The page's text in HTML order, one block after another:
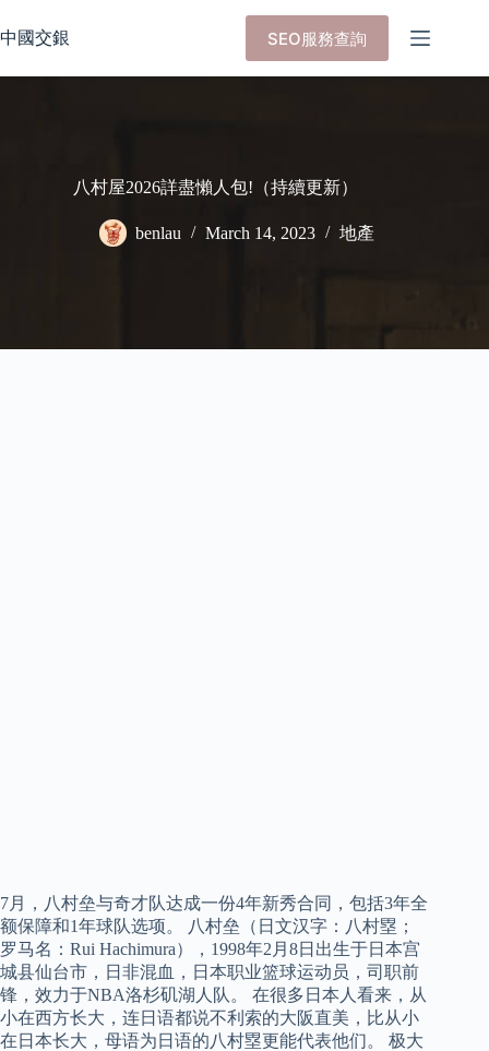
to
content
中國交銀 SEO服務查詢
八村屋2026詳盡懶人包!（持續更新）
benlau March 14, 2023 地產
7月，八村垒与奇才队达成一份4年新秀合同，包括3年全
额保障和1年球队选项。 八村垒（日文汉字：八村塁；
罗马名：Rui Hachimura），1998年2月8日出生于日本宫
城县仙台市，日非混血，日本职业篮球运动员，司职前
锋，效力于NBA洛杉矶湖人队。 在很多日本人看来，从
小在西方长大，连日语都说不利索的大阪直美，比从小
在日本长大，母语为日语的八村塁更能代表他们。 极大